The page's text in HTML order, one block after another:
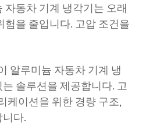
동차 기계 냉각기는 오래
을 줄입니다. 고압 조건을
알루미늄 자동차 기계 냉
솔루션을 제공합니다. 고
케이션을 위한 경량 구조,
다.